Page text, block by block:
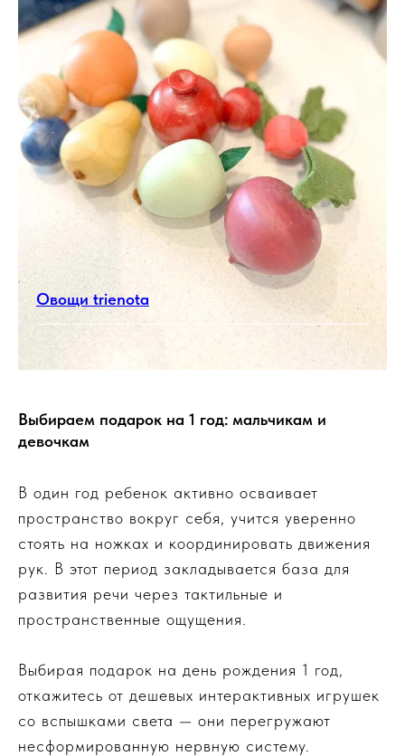
Овощи trienota
Выбираем подарок на 1 год: мальчикам и
девочкам
В один год ребенок активно осваивает
пространство вокруг себя, учится уверенно
стоять на ножках и координировать движения
рук. В этот период закладывается база для
развития речи через тактильные и
пространственные ощущения.
Выбирая подарок на день рождения 1 год,
откажитесь от дешевых интерактивных игрушек
со вспышками света — они перегружают
несформированную нервную систему.